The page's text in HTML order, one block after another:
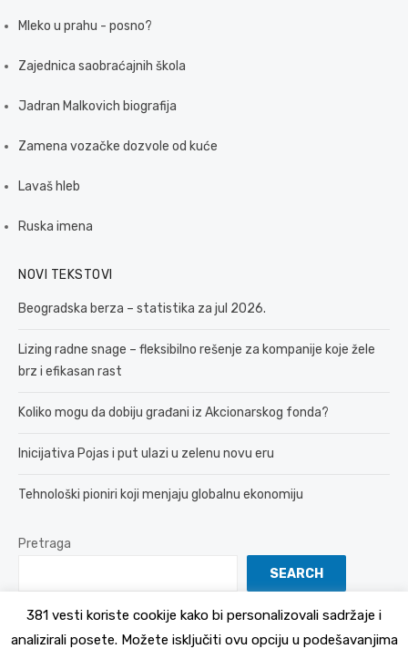
Mleko u prahu - posno?
Zajednica saobraćajnih škola
Jadran Malkovich biografija
Zamena vozačke dozvole od kuće
Lavaš hleb
Ruska imena
NOVI TEKSTOVI
Beogradska berza – statistika za jul 2026.
Lizing radne snage – fleksibilno rešenje za kompanije koje žele
brz i efikasan rast
Koliko mogu da dobiju građani iz Akcionarskog fonda?
Inicijativa Pojas i put ulazi u zelenu novu eru
Tehnološki pioniri koji menjaju globalnu ekonomiju
Pretraga
SEARCH
381 vesti koriste cookije kako bi personalizovali sadržaje i
analizirali posete. Možete isključiti ovu opciju u podešavanjima